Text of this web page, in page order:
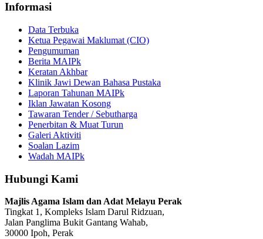
Informasi
Data Terbuka
Ketua Pegawai Maklumat (CIO)
Pengumuman
Berita MAIPk
Keratan Akhbar
Klinik Jawi Dewan Bahasa Pustaka
Laporan Tahunan MAIPk
Iklan Jawatan Kosong
Tawaran Tender / Sebutharga
Penerbitan & Muat Turun
Galeri Aktiviti
Soalan Lazim
Wadah MAIPk
Hubungi Kami
Majlis Agama Islam dan Adat Melayu Perak
Tingkat 1, Kompleks Islam Darul Ridzuan,
Jalan Panglima Bukit Gantang Wahab,
30000 Ipoh, Perak